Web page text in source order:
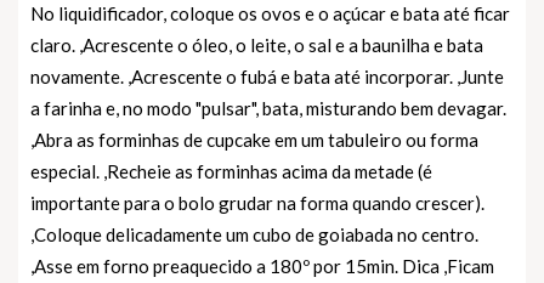
No liquidificador, coloque os ovos e o açúcar e bata até ficar
claro. ,Acrescente o óleo, o leite, o sal e a baunilha e bata
novamente. ,Acrescente o fubá e bata até incorporar. ,Junte
a farinha e, no modo "pulsar", bata, misturando bem devagar.
,Abra as forminhas de cupcake em um tabuleiro ou forma
especial. ,Recheie as forminhas acima da metade (é
importante para o bolo grudar na forma quando crescer).
,Coloque delicadamente um cubo de goiabada no centro.
,Asse em forno preaquecido a 180º por 15min. Dica ,Ficam